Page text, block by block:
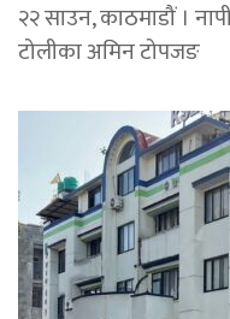
२२ साउन, काठमाडौं ।
टोलीका अमिन टोपजङ